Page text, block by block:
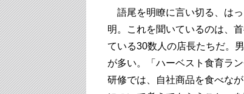
語尾を明瞭に言い切る、は
明。これを聞いているのは、
ている30数人の店長たちだ。
が多い。「ハーベスト食育ラ
研修では、自社商品を食べな